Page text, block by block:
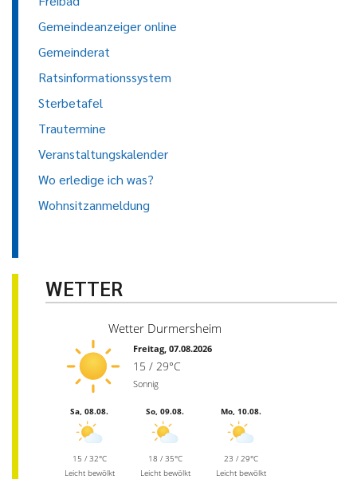
Gemeindeanzeiger online
Gemeinderat
Ratsinformationssystem
Sterbetafel
Trautermine
Veranstaltungskalender
Wo erledige ich was?
Wohnsitzanmeldung
WETTER
Wetter Durmersheim
Freitag, 07.08.2026
15 / 29°C
Sonnig
Sa, 08.08.
15 / 32°C
Leicht bewölkt
So, 09.08.
18 / 35°C
Leicht bewölkt
Mo, 10.08.
23 / 29°C
Leicht bewölkt